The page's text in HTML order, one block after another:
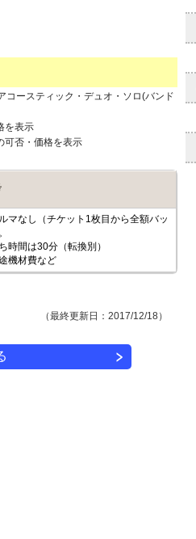
コースティック・デュオ・ソロ(バンド
を表示
可否・価格を表示
マなし（チケット1枚目から全額バッ
時間は30分（転換別）
機材費など
（最終更新日：2017/12/18）